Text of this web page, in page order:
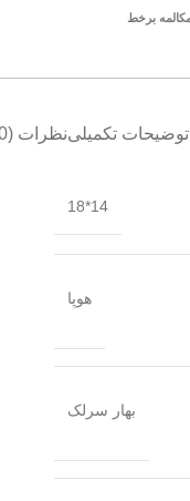
توضیحات تکمیلینظرات (0)
14*18
هوپا
بهار سرلک